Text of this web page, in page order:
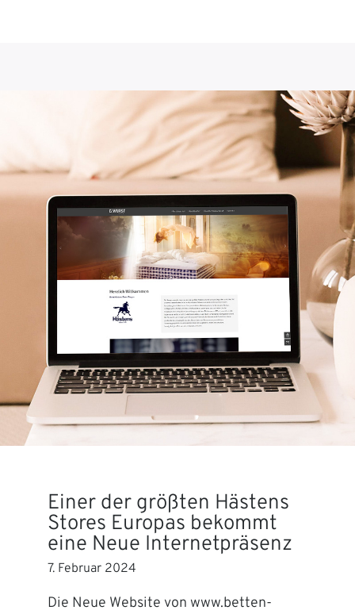
Einer der größten Hästens
Stores Europas bekommt
eine Neue Internetpräsenz
7. Februar 2024
Die Neue Website von www.betten-